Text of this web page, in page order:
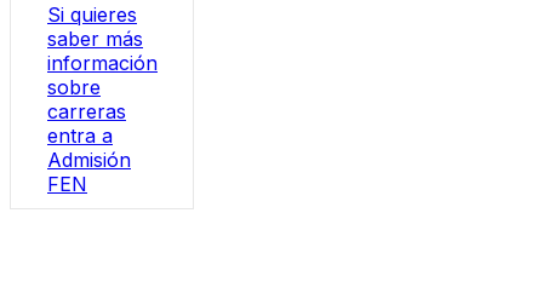
Si quieres
saber más
información
sobre
carreras
entra a
Admisión
FEN